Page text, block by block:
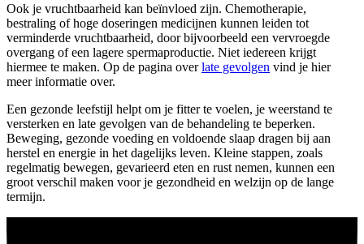
Ook je vruchtbaarheid kan beïnvloed zijn. Chemotherapie,
bestraling of hoge doseringen medicijnen kunnen leiden tot
verminderde vruchtbaarheid, door bijvoorbeeld een vervroegde
overgang of een lagere spermaproductie. Niet iedereen krijgt
hiermee te maken. Op de pagina overlate gevolgen vind je hier
meer informatie over.
Een gezonde leefstijl helpt om je fitter te voelen, je weerstand te
versterken en late gevolgen van de behandeling te beperken.
Beweging, gezonde voeding en voldoende slaap dragen bij aan
herstel en energie in het dagelijks leven. Kleine stappen, zoals
regelmatig bewegen, gevarieerd eten en rust nemen, kunnen een
groot verschil maken voor je gezondheid en welzijn op de lange
termijn.